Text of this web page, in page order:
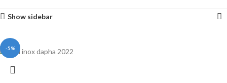
Show sidebar
-5%